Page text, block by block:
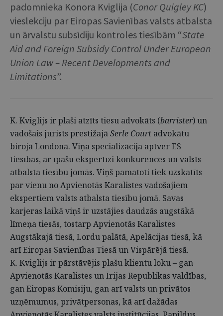
padomnieka Konora Kviglija (Conor Quigley KC)
vieslekciju par Eiropas Savienības valsts atbalsta
un ārvalstu subsīdiju kontroles tiesībām “State
Aid and Foreign Subsidy Control Under European
Union Law – Recent Developments and
Limitations”.
K. Kviglijs ir plaši atzīts tiesu advokāts (barrister) un
vadošais jurists prestižajāSerle Court advokātu
birojā Londonā. Viņa specializācija aptver ES
tiesības, ar īpašu ekspertīzi konkurences un valsts
atbalsta tiesību jomās. Viņš pamatoti tiek uzskatīts
par vienu no Apvienotās Karalistes vadošajiem
ekspertiem valsts atbalsta tiesību jomā. Savas
karjeras laikā viņš ir uzstājies daudzās augstākā
līmeņa tiesās, tostarp Apvienotās Karalistes
Augstākajā tiesā, Lordu palātā, Apelācijas tiesā, kā
arī Eiropas Savienības Tiesā un Vispārējā tiesā.
K. Kviglijs ir pārstāvējis plašu klientu loku – gan
Apvienotās Karalistes un Īrijas Republikas valdības,
gan Eiropas Komisiju, gan arī valsts un privātos
uzņēmumus, privātpersonas, kā arī dažādas